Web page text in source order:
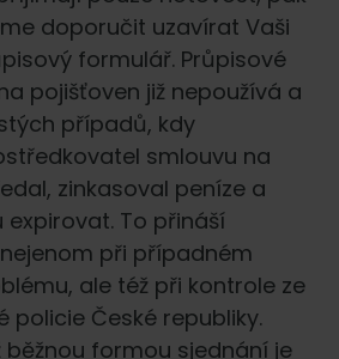
doporučit uzavírat Vaši
formulář. Průpisové
pojišťoven již nepoužívá a
případů, kdy
smlouvu na
zinkasoval peníze a
expirovat. To přináší
při případném
ale též při kontrole ze
policie České republiky.
běžnou formou sjednání je